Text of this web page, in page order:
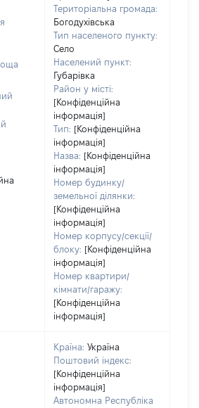
Територіальна громада:
Богодухівська
Тип населеного пункту:
Село
Населений пункт:
Губарівка
Район у місті:
[Конфіденційна
інформація]
Тип: [Конфіденційна
інформація]
Назва: [Конфіденційна
інформація]
Номер будинку/
земельної ділянки:
[Конфіденційна
інформація]
Номер корпусу/секції/
блоку: [Конфіденційна
інформація]
Номер квартири/
кімнати/гаражу:
[Конфіденційна
інформація]
Країна: Україна
Поштовий індекс:
[Конфіденційна
інформація]
Автономна Республіка